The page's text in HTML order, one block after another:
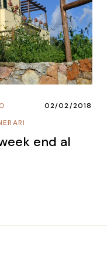
02/02/2018
end al